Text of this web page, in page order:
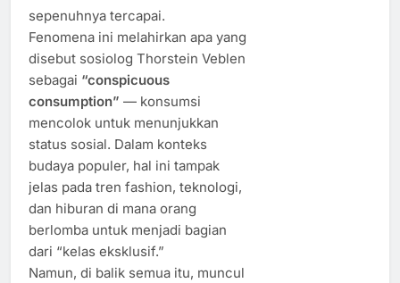
sepenuhnya tercapai.
Fenomena ini melahirkan apa yang
disebut sosiolog Thorstein Veblen
sebagai “conspicuous
consumption” — konsumsi
mencolok untuk menunjukkan
status sosial. Dalam konteks
budaya populer, hal ini tampak
jelas pada tren fashion, teknologi,
dan hiburan di mana orang
berlomba untuk menjadi bagian
dari “kelas eksklusif.”
Namun, di balik semua itu, muncul